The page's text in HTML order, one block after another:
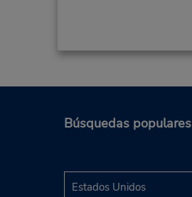
Búsquedas populares